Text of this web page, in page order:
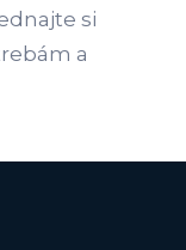
si
a